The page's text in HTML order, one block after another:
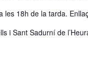
les 18h de la tarda.
i Sant Sadurní de